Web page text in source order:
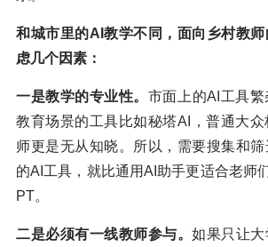
和城市里的AI教学不同，面向乡村教
虑几个因素：
一是教学的专业性。 市面上的AI工具
教育场景的工具比如秘塔AI，普通大
师更是无从知晓。所以，需要搜集和
的AI工具，就比通用AI助手更适合老师
PT。
二是必须有一线教师参与。 如果只让